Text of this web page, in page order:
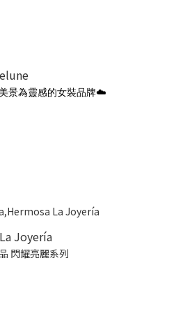
景為靈感的女裝品牌☁️
Joyería
閃耀亮麗系列